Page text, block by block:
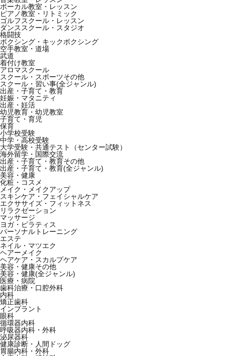
ボーカル教室・レッスン
ピアノ教室・リトミック
ゴルフスクール・レッスン
ダンススクール・スタジオ
格闘技
ボクシング・キックボクシング
空手教室・道場
武道
着付け教室
アロマスクール
スクール・スポーツその他
スクール・習い事(全ジャンル)
出産・子育て・教育
妊娠・マタニティ
出産・妊活
幼児教育・幼児教室
子育て・育児
保育
小学校受験
中学・高校受験
大学受験・共通テスト（センター試験）
海外留学・国際交流
出産・子育て・教育その他
出産・子育て・教育(全ジャンル)
美容・健康
化粧・コスメ
メイク・メイクアップ
スキンケア・フェイシャルケア
エクササイズ・フィットネス
リラクゼーション
マッサージ
ヨガ・ピラティス
パーソナルトレーニング
エステ
ネイル・マツエク
ヘアーメイク
ヘアケア・スカルプケア
美容・健康その他
美容・健康(全ジャンル)
医療・病院
歯科治療・口腔外科
内科
矯正歯科
インプラント
眼科
循環器内科
呼吸器内科・外科
泌尿器科
健康診断・人間ドッグ
胃腸内科・外科